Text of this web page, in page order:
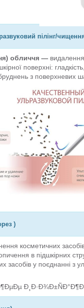
пілінг/
обличчя ―
поверхні:
з поверхневих
)
косметичних
в підшкірних
засобів у поєднанні з